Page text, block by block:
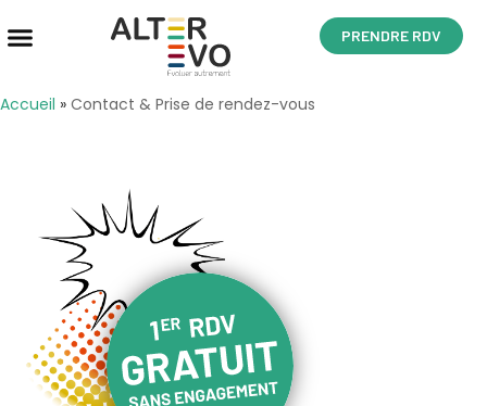
PRENDRE RDV
Accueil » Contact & Prise de rendez-vous